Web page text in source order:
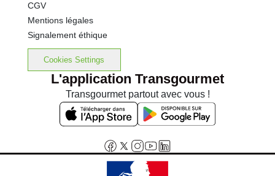
CGV
Mentions légales
Signalement éthique
Cookies Settings
L'application Transgourmet
Transgourmet partout avec vous !